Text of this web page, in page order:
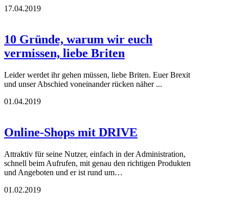
17.04.2019
10 Gründe, warum wir euch
vermissen, liebe Briten
Leider werdet ihr gehen müssen, liebe Briten. Euer Brexit
und unser Abschied voneinander rücken näher ...
01.04.2019
Online-Shops mit DRIVE
Attraktiv für seine Nutzer, einfach in der Administration,
schnell beim Aufrufen, mit genau den richtigen Produkten
und Angeboten und er ist rund um…
01.02.2019